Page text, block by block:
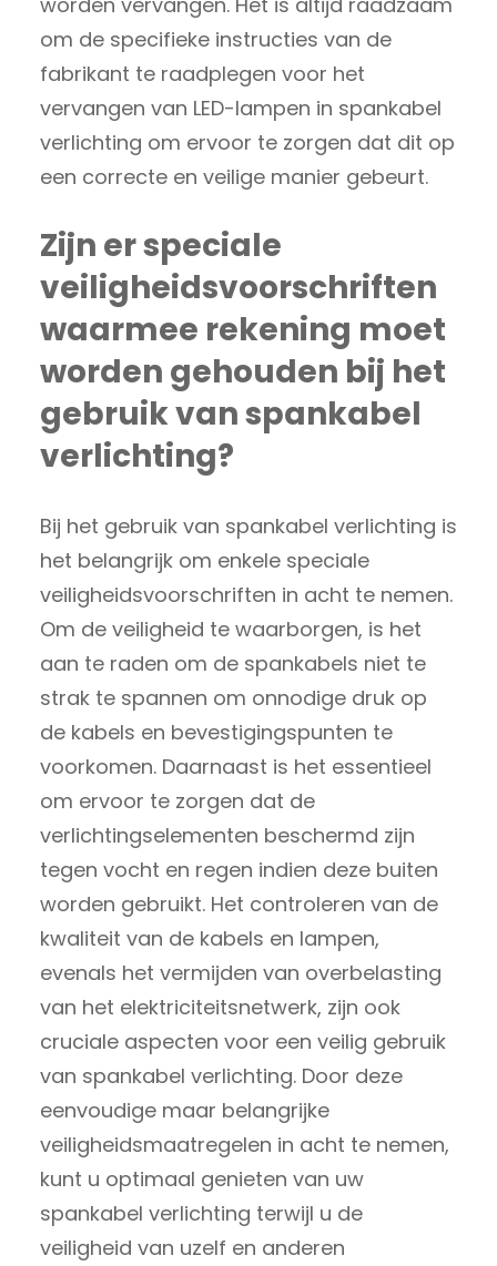
om de specifieke instructies van de
fabrikant te raadplegen voor het
vervangen van LED-lampen in spankabel
verlichting om ervoor te zorgen dat dit op
een correcte en veilige manier gebeurt.
Zijn er speciale
veiligheidsvoorschriften
waarmee rekening moet
worden gehouden bij het
gebruik van spankabel
verlichting?
Bij het gebruik van spankabel verlichting is
het belangrijk om enkele speciale
veiligheidsvoorschriften in acht te nemen.
Om de veiligheid te waarborgen, is het
aan te raden om de spankabels niet te
strak te spannen om onnodige druk op
de kabels en bevestigingspunten te
voorkomen. Daarnaast is het essentieel
om ervoor te zorgen dat de
verlichtingselementen beschermd zijn
tegen vocht en regen indien deze buiten
worden gebruikt. Het controleren van de
kwaliteit van de kabels en lampen,
evenals het vermijden van overbelasting
van het elektriciteitsnetwerk, zijn ook
cruciale aspecten voor een veilig gebruik
van spankabel verlichting. Door deze
eenvoudige maar belangrijke
veiligheidsmaatregelen in acht te nemen,
kunt u optimaal genieten van uw
spankabel verlichting terwijl u de
veiligheid van uzelf en anderen